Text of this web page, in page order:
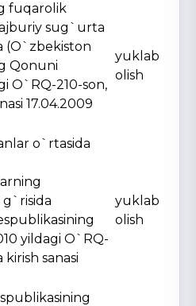
fuqarolik
sug`urta
(O`zbekiston
Qonuni
O`RQ-210-son,
17.04.2009
yuklab
olish
o`rtasida
yildagi O`RQ-
sanasi
yuklab
olish